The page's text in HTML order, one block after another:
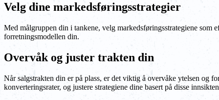
Velg dine markedsføringsstrategier
Med målgruppen din i tankene, velg markedsføringsstrategiene
forretningsmodellen din.
Overvåk og juster trakten din
Når salgstrakten din er på plass, er det viktig å overvåke ytelsen og
konverteringsrater, og justere strategiene dine basert på disse